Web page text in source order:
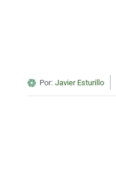
Por: Javier Esturillo